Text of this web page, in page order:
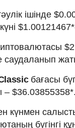
ішінде
саудаланып
бағасы
– $36.03855358*.
күнмен
бүгінгі